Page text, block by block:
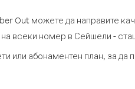
Out можете да направите
всеки номер в Сейшели -
или абонаментен план, за